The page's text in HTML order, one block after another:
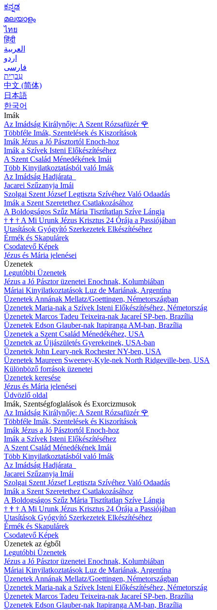
ಕನ್ನಡ
മലയാളം
ไทย
हिंदी
العربية
اردو
فارسی
עִברִית
中文 (简体)
日本語
한국어
Imák
Az Imádság Királynője: A Szent Rózsafüzér 🌹
Többféle Imák, Szentelések és Kiszorítások
Imák Jézus a Jó Pásztortól Enoch-hoz
Imák a Szívek Isteni Előkészítéséhez
A Szent Család Ménedékének Imái
Több Kinyilatkoztatásból való Imák
Az Imádság Hadjárata
Jacarei Szűzanyja Imái
Szolgai Szent József Legtiszta Szívéhez Való Odaadás
Imák a Szent Szeretethez Csatlakozásához
A Boldogságos Szűz Mária Tisztítatlan Szíve Lángja
† † † A Mi Urunk Jézus Krisztus 24 Órája a Passiójában
Utasítások Gyógyító Szerkezetek Elkészítéséhez
Érmék és Skapulárek
Csodatevő Képek
Jézus és Mária jelenései
Üzenetek
Legutóbbi Üzenetek
Jézus a Jó Pásztor üzenetei Enochnak, Kolumbiában
Máriai Kinyilatkoztatások Luz de Mariának, Argentína
Üzenetek Annának Mellatz/Goettingen, Németországban
Üzenetek Maria-nak a Szívek Isteni Előkészítéséhez, Németország
Üzenetek Marcos Tadeu Teixeira-nak Jacareí SP-ben, Brazília
Üzenetek Edson Glauber-nak Itapiranga AM-ban, Brazília
Üzenetek a Szent Család Ménedékéhez, USA
Üzenetek az Újjászületés Gyerekeinek, USA-ban
Üzenetek John Leary-nek Rochester NY-ben, USA
Üzenetek Maureen Sweeney-Kyle-nek North Ridgeville-ben, USA
Különböző források üzenetei
Üzenetek keresése
Jézus és Mária jelenései
Üdvözlő oldal
Imák, Szentségfoglalások és Exorcizmusok
Az Imádság Királynője: A Szent Rózsafüzér 🌹
Többféle Imák, Szentelések és Kiszorítások
Imák Jézus a Jó Pásztortól Enoch-hoz
Imák a Szívek Isteni Előkészítéséhez
A Szent Család Ménedékének Imái
Több Kinyilatkoztatásból való Imák
Az Imádság Hadjárata
Jacarei Szűzanyja Imái
Szolgai Szent József Legtiszta Szívéhez Való Odaadás
Imák a Szent Szeretethez Csatlakozásához
A Boldogságos Szűz Mária Tisztítatlan Szíve Lángja
† † † A Mi Urunk Jézus Krisztus 24 Órája a Passiójában
Utasítások Gyógyító Szerkezetek Elkészítéséhez
Érmék és Skapulárek
Csodatevő Képek
Üzenetek az égből
Legutóbbi Üzenetek
Jézus a Jó Pásztor üzenetei Enochnak, Kolumbiában
Máriai Kinyilatkoztatások Luz de Mariának, Argentína
Üzenetek Annának Mellatz/Goettingen, Németországban
Üzenetek Maria-nak a Szívek Isteni Előkészítéséhez, Németország
Üzenetek Marcos Tadeu Teixeira-nak Jacareí SP-ben, Brazília
Üzenetek Edson Glauber-nak Itapiranga AM-ban, Brazília